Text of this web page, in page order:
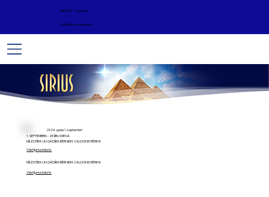
Palīdzība un atbalsts
ARHĪVS - Jaunumi
2024. gada 1. septembrī
1. SEPTEMBRIS - ZINĪBU DIENA
MĪLESTĪBA UN GĀDĪBA BĒRNIEM. VALDONIS RĒRIHS
Vēstījuma teksts
MĪLESTĪBA UN GĀDĪBA BĒRNIEM. VALDONIS RĒRIHS
Vēstījuma teksts